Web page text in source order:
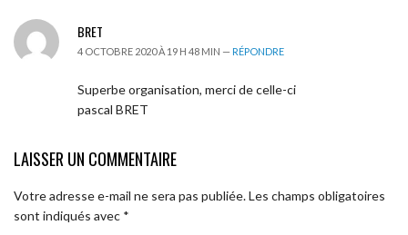
BRET
4 OCTOBRE 2020 À 19 H 48 MIN — RÉPONDRE
Superbe organisation, merci de celle-ci
pascal BRET
LAISSER UN COMMENTAIRE
Votre adresse e-mail ne sera pas publiée.Les champs obligatoires
sont indiqués avec *